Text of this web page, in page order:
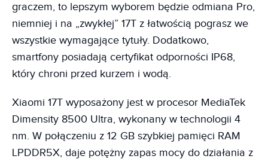
graczem, to lepszym wyborem będzie odmiana Pro,
niemniej i na „zwykłej” 17T z łatwością pograsz we
wszystkie wymagające tytuły. Dodatkowo,
smartfony posiadają certyfikat odporności IP68,
który chroni przed kurzem i wodą.
Xiaomi 17T wyposażony jest w procesor MediaTek
Dimensity 8500 Ultra, wykonany w technologii 4
nm. W połączeniu z 12 GB szybkiej pamięci RAM
LPDDR5X, daje potężny zapas mocy do działania z